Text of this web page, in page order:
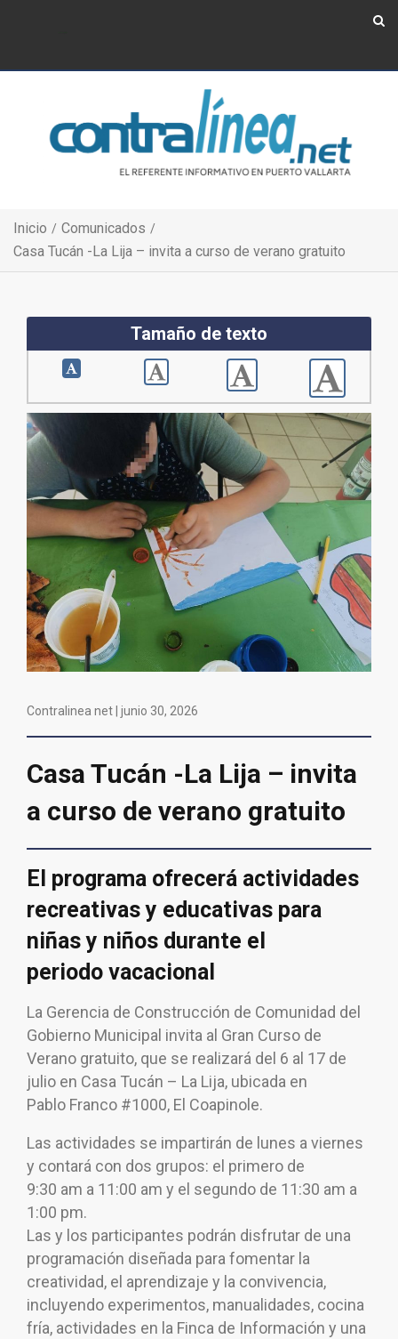
Inicio
Comunicados
Casa Tucán -La Lija – invita a curso de verano gratuito
Tamaño de texto
Contralinea net | junio 30, 2026
Casa Tucán -La Lija – invita
a curso de verano gratuito
El programa ofrecerá actividades
recreativas y educativas para
niñas y niños durante el
periodo vacacional
La Gerencia de Construcción de Comunidad del
Gobierno Municipal invita al Gran Curso de
Verano gratuito, que se realizará del 6 al 17 de
julio en Casa Tucán – La Lija, ubicada en
Pablo Franco #1000, El Coapinole.
Las actividades se impartirán de lunes a viernes
y contará con dos grupos: el primero de
9:30 am a 11:00 am y el segundo de 11:30 am a
1:00 pm.
Las y los participantes podrán disfrutar de una
programación diseñada para fomentar la
creatividad, el aprendizaje y la convivencia,
incluyendo experimentos, manualidades, cocina
fría, actividades en la Finca de Información y una